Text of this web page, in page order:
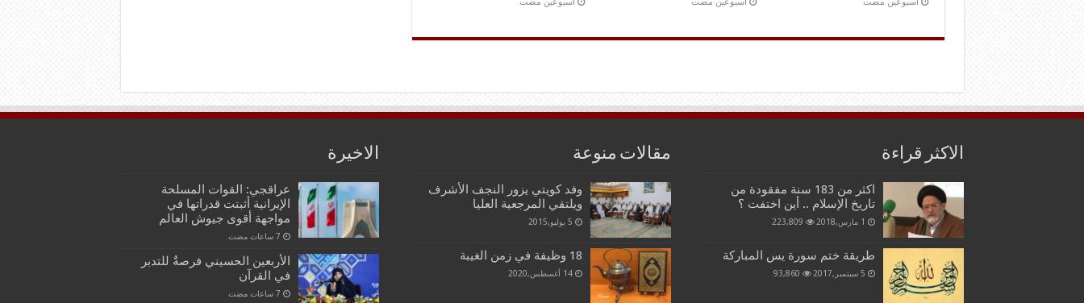
‏أسبوعين مضت ‏أسبوعين مضت ‏أسبوعين مضت
الاكثر قراءة
اكثر من 183 سنة مفقودة من
تاريخ الإسلام .. أين اختفت ؟
1 مارس,2018 223,809
طريقة ختم سورة يس المباركة
5 سبتمبر,2017 93,860
مقالات منوعة
وفد كويتي يزور النجف الأشرف
ويلتقي المرجعية العليا
5 يوليو,2015
18 وظيفة في زمن الغيبة
14 أغسطس,2020
الاخيرة
عراقجي: القوات المسلحة
الإيرانية أثبتت قدراتها في
مواجهة أقوى جيوش العالم
الأربعين الحسيني فرصةٌ للتدبر
في القرآن